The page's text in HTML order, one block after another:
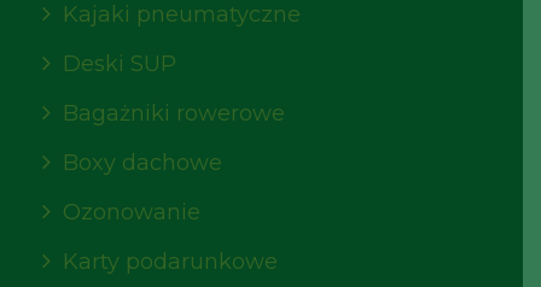
Kajaki pneumatyczne
Deski SUP
Bagażniki rowerowe
Boxy dachowe
Ozonowanie
Karty podarunkowe